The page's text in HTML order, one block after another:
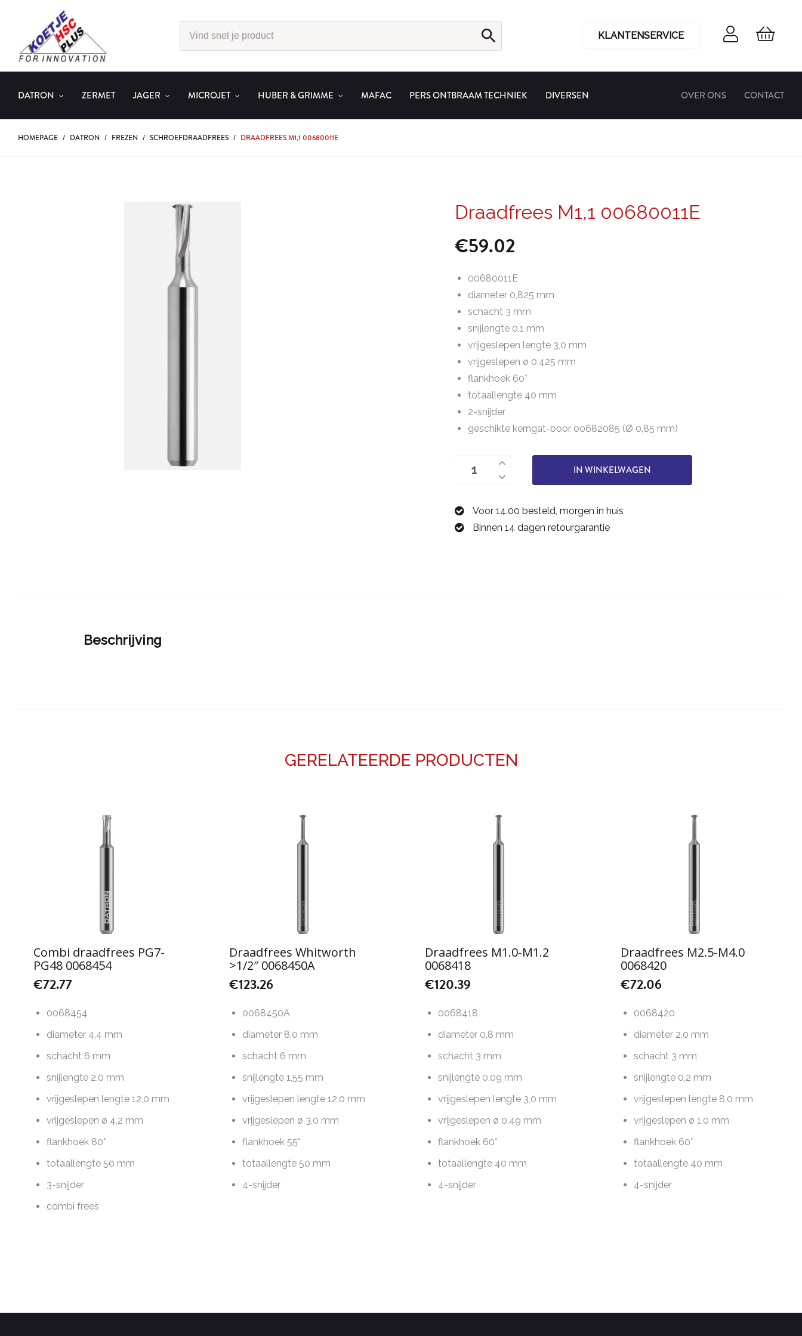
KLANTENSERVICE
DATRON ZERMET JAGER MICROJET HUBER & GRIMME MAFAC PERS ONTBRAAM TECHNIEK DIVERSEN OVER ONS CONTACT
HOMEPAGE / DATRON / FREZEN / SCHROEFDRAADFREES / DRAADFREES M1,1 00680011E
Draadfrees M1,1 00680011E
€59.02
00680011E
diameter 0,825 mm
schacht 3 mm
snijlengte 0,1 mm
vrijgeslepen lengte 3,0 mm
vrijgeslepen ø 0,425 mm
flankhoek 60°
totaallengte 40 mm
2-snijder
geschikte kerngat-boor 00682085 (Ø 0,85 mm)
Draadfrees
aantal
IN WINKELWAGEN
Voor 14.00 besteld, morgen in huis
Binnen 14 dagen retourgarantie
Beschrijving
GERELATEERDE PRODUCTEN
Combi draadfrees PG7-
PG48 0068454
€72.77
0068454
diameter 4,4 mm
schacht 6 mm
snijlengte 2,0 mm
vrijgeslepen lengte 12,0 mm
vrijgeslepen ø 4,2 mm
flankhoek 80°
totaallengte 50 mm
3-snijder
combi frees
Draadfrees Whitworth
>1/2″ 0068450A
€123.26
0068450A
diameter 8,0 mm
schacht 6 mm
snijlengte 1,55 mm
vrijgeslepen lengte 12,0 mm
vrijgeslepen ø 3,0 mm
flankhoek 55°
totaallengte 50 mm
4-snijder
Draadfrees M1.0-M1.2
0068418
€120.39
0068418
diameter 0,8 mm
schacht 3 mm
snijlengte 0,09 mm
vrijgeslepen lengte 3,0 mm
vrijgeslepen ø 0,49 mm
flankhoek 60°
totaallengte 40 mm
4-snijder
Draadfrees M2.5-M4.0
0068420
€72.06
0068420
diameter 2,0 mm
schacht 3 mm
snijlengte 0,2 mm
vrijgeslepen lengte 8,0 mm
vrijgeslepen ø 1,0 mm
flankhoek 60°
totaallengte 40 mm
4-snijder